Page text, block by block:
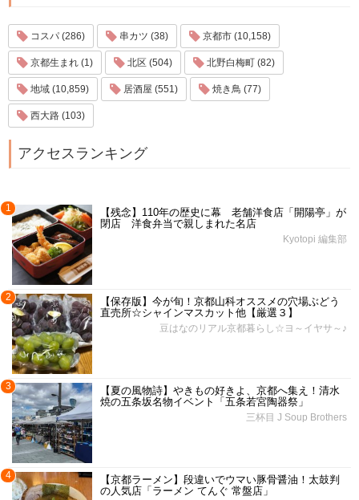
コスパ (286) 串カツ (38) 京都市 (10,158)
京都生まれ (1) 北区 (504) 北野白梅町 (82)
地域 (10,859) 居酒屋 (551) 焼き鳥 (77)
西大路 (103)
アクセスランキング
1
【残念】110年の歴史に幕 老舗洋食店「開陽亭」が
閉店 洋食弁当で親しまれた名店
Kyotopi 編集部
2
【保存版】今が旬！京都山科オススメの穴場ぶどう
直売所☆シャインマスカット他【厳選３】
豆はなのリアル京都暮らし☆ヨ～イヤサ～♪
3
【夏の風物詩】やきもの好きよ、京都へ集え！清水
焼の五条坂名物イベント「五条若宮陶器祭」
三杯目 J Soup Brothers
4
【京都ラーメン】段違いでウマい豚骨醤油！太鼓判
の人気店「ラーメン てんぐ 常盤店」